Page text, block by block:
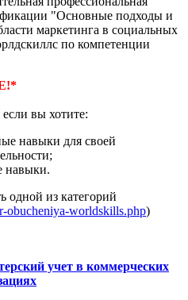
"Основные подходы и
маркетинга в социальных
по компетенции
вы хотите:
навыки для своей
навыки.
одной из категорий
obucheniya-worldskills.php)
учет в коммерческих